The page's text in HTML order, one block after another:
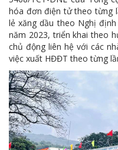
MTS -10 sự kiện
Bản tin số 358-
COMINLUB - TỰ
TKV đẩy mạnh lộ
MTS - GIỚI THIỆU
hóa đơn điện tử theo từng
lẻ xăng dầu theo Nghị
năm 2023, triển khai theo
chủ động liên hệ với các
việc xuất HĐĐT theo từng